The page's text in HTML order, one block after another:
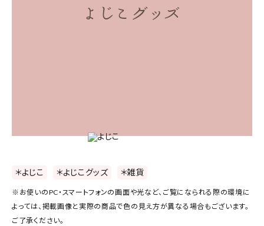
よじこグッズ
＊よじこ ＊よじこグッズ ＊雑貨
※お使いのPC・スマートフォンの画面や光など、ご覧になられる際の環境に
よっては、掲載画像と実際の商品で色の見え方が異なる場合もございます。
ご了承ください。